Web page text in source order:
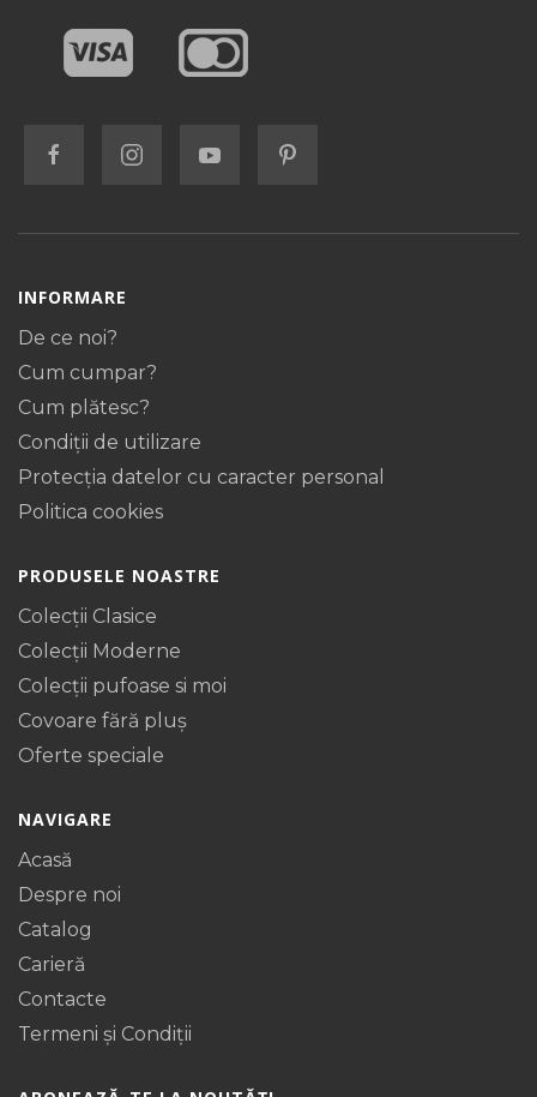
INFORMARE
De ce noi?
Cum cumpar?
Cum plătesc?
Condiții de utilizare
Protecţia datelor cu caracter personal
Politica cookies
PRODUSELE NOASTRE
Colecții Clasice
Colecții Moderne
Colecții pufoase si moi
Covoare fără pluș
Oferte speciale
NAVIGARE
Acasă
Despre noi
Catalog
Carieră
Contacte
Termeni și Condiții